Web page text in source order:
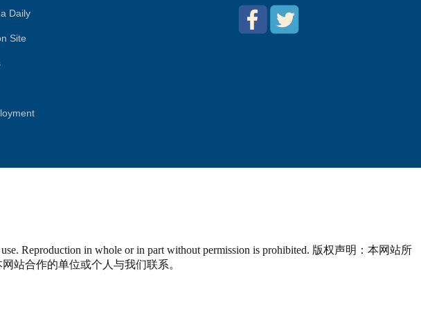
Daily
Site
Reproduction in whole or in part without permission is prohibited. 版权声明：本网站所
站合作的单位或个人与我们联系。